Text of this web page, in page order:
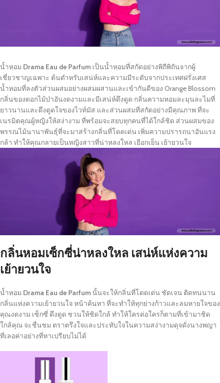
น้ำหอม Drama Eau de Parfum เป็นน้ำหอมที่สกัดอย่างพิถีพิถันจากผู้
เชี่ยวชาญเฉพาะ ต้นตำหรับเสน่ห์และความมีระดับจากประเทศฝรั่งเศส
น้ำหอมที่ลงตัวส่วนผสมอย่างผสมผสานและเข้ากันดีของ Orange Blossom
กลิ่นของดอกไม้ป่าอันงดงามและมีเสน่ห์ดึงดูด กลิ่นความหอมละมุนละไมที่
ยาวนานและดึงดูดใจของไวท์มัส และส่วนผสมที่สกัดอย่างมีคุณภาพ ที่จะ
เนรมิตคุณผู้หญิงให้สง่างาม ที่พร้อมจะสยบทุกคนที่ได้ใกล้ชิด ส่วนผสมของ
พรรณไม้นานาพันธุ์ที่จะมาสร้างกลิ่นที่โดดเด่น เพิ่มความปรารถนาอันแรง
กล้า ทำให้คุณกลายเป็นหญิงสาวที่น่าหลงใหล เยือกเย็น เย้ายวนใจ
กลิ่นหอมเซ็กซี่น่าหลงใหล เสน่ห์แห่งความ
เย้ายวนใจ
น้ำหอม Drama Eau de Parfumนั้นจะให้กลิ่นที่โดดเด่น ชัดเจน ติดทนนาน
กลิ่นแห่งความเย้ายวนใจ หน้าค้นหา ที่จะทำให้ทุกย่างก้าวและลมหายใจของ
คุณงดงาม เซ็กซี่ ดึงดูด ชวนให้ชิดใกล้ ทำให้ใครต่อใครก็ตามที่เข้ามาชิด
ใกล้คุณ จะชื่นชม ตราตรึงใจและประทับใจในความสง่างามดุจดั่งนางพญา
ที่เลอค่าอย่างที่หาเปรียบไม่ได้